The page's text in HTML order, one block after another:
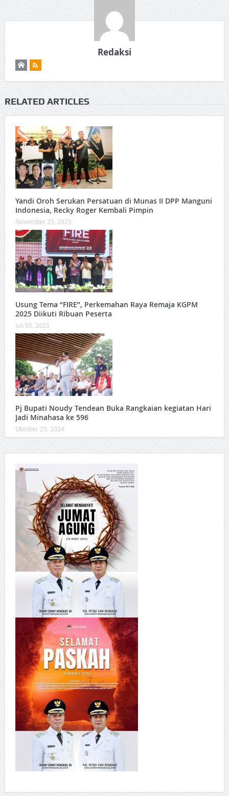
Redaksi
RELATED ARTICLES
Yandi Oroh Serukan Persatuan di Munas II DPP Manguni
Indonesia, Recky Roger Kembali Pimpin
November 23, 2025
Usung Tema “FIRE”, Perkemahan Raya Remaja KGPM
2025 Diikuti Ribuan Peserta
Juli 05, 2025
Pj Bupati Noudy Tendean Buka Rangkaian kegiatan Hari
Jadi Minahasa ke 596
Oktober 25, 2024